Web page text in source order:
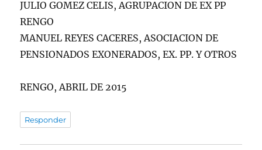
JULIO GOMEZ CELIS, AGRUPACION DE EX PP
RENGO
MANUEL REYES CACERES, ASOCIACION DE
PENSIONADOS EXONERADOS, EX. PP. Y OTROS
RENGO, ABRIL DE 2015
Responder